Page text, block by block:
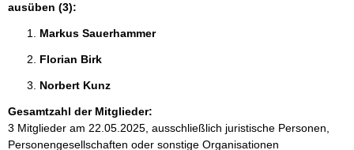
ausüben (3):
Markus Sauerhammer
Florian Birk
Norbert Kunz
Gesamtzahl der Mitglieder:
3 Mitglieder am 22.05.2025, ausschließlich juristische Personen,
Personengesellschaften oder sonstige Organisationen